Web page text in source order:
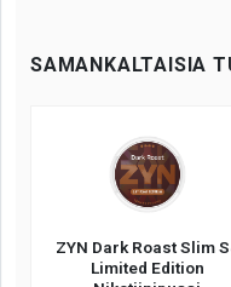
SAMANKALTAISIA
ZYN Dark Roast Slim
Limited Edition